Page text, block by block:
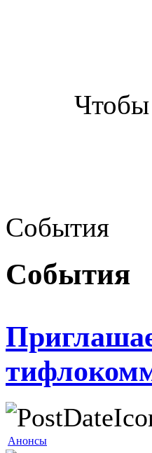
Чтобы
События
События
Анонсы